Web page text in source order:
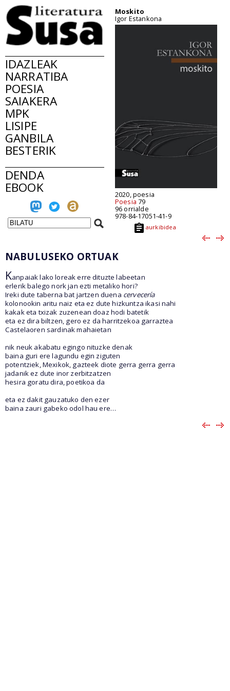
IDAZLEAK
NARRATIBA
POESIA
SAIAKERA
MPK
LISIPE
GANBILA
BESTERIK
DENDA
EBOOK
Moskito
Igor Estankona
2020, poesia
Poesia 79
96 orrialde
978-84-17051-41-9
aurkibidea
NABULUSEKO ORTUAK
Kanpaiak lako loreak erre dituzte labeetan
erlerik balego nork jan ezti metaliko hori?
Ireki dute taberna bat jartzen duena cervecería
kolonookin aritu naiz eta ez dute hizkuntza ikasi nahi
kakak eta txizak zuzenean doaz hodi batetik
eta ez dira biltzen, gero ez da harritzekoa garraztea
Castelaoren sardinak mahaietan
nik neuk akabatu egingo nituzke denak
baina guri ere lagundu egin ziguten
potentziek, Mexikok, gazteek diote gerra gerra gerra
jadanik ez dute inor zerbitzatzen
hesira goratu dira, poetikoa da
eta ez dakit gauzatuko den ezer
baina zauri gabeko odol hau ere…